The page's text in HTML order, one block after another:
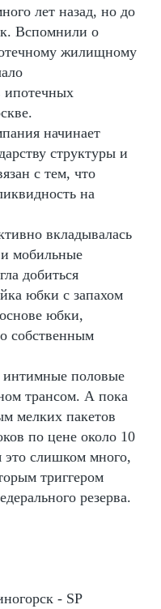
лет назад, но до
Вспомнили о
жилищному
ипотечных
начинает
структуры и
с тем, что
на
вкладывалась
мобильные
добиться
юбки с запахом
юбки,
собственным
интимные половые
трансом. А пока
мелких пакетов
по цене около 10
это слишком много,
триггером
резерва.
- SP